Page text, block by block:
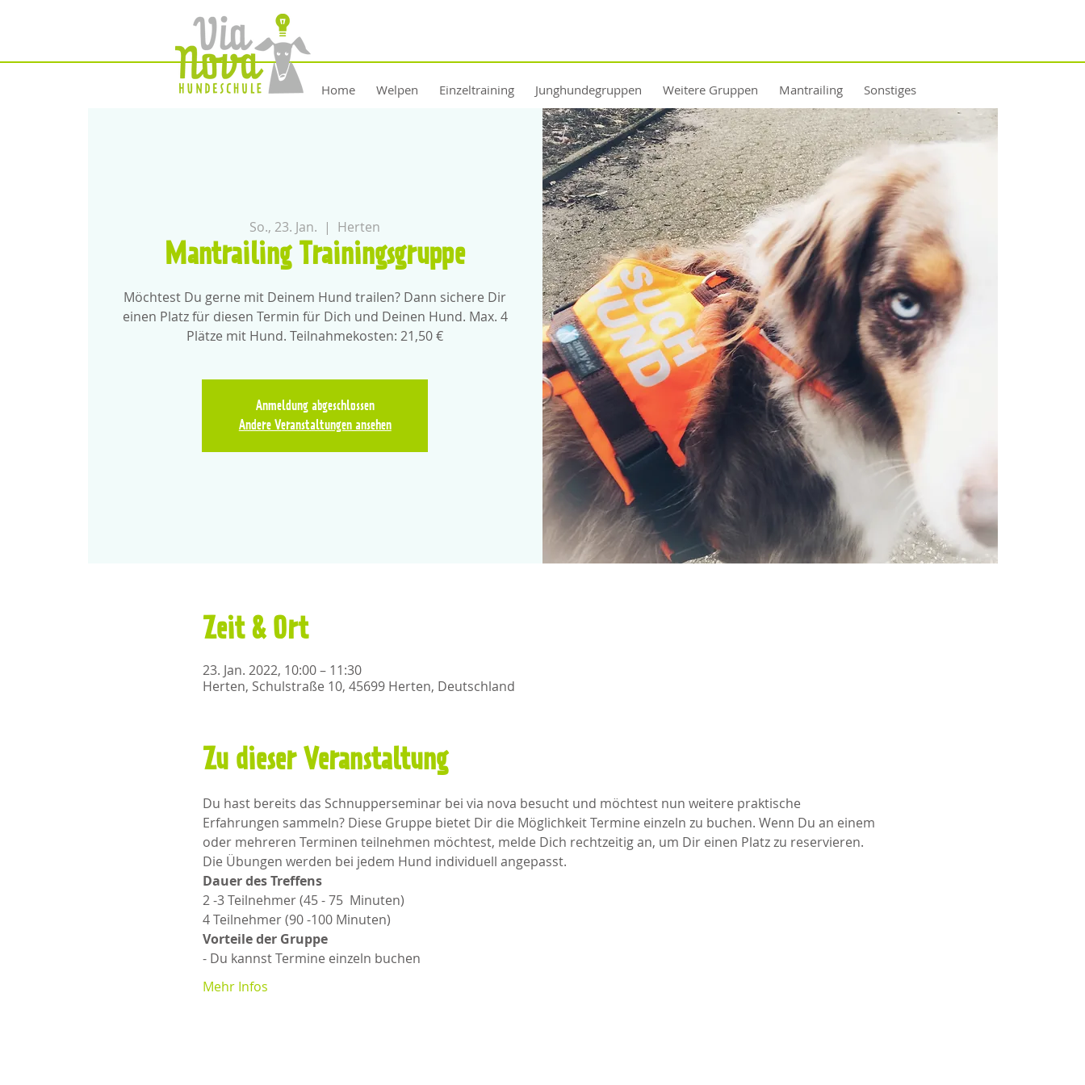
Home Welpen Einzeltraining Junghundegruppen Weitere Gruppen Mantrailing Sonstiges
So., 23. Jan.
  |
Herten
Mantrailing Trainingsgruppe
Möchtest Du gerne mit Deinem Hund trailen? Dann sichere Dir
einen Platz für diesen Termin für Dich und Deinen Hund. Max. 4
Plätze mit Hund. Teilnahmekosten: 21,50 €
Anmeldung abgeschlossen
Andere Veranstaltungen ansehen
Zeit & Ort
23. Jan. 2022, 10:00 – 11:30
Herten, Schulstraße 10, 45699 Herten, Deutschland
Zu dieser Veranstaltung
Du hast bereits das Schnupperseminar bei via nova besucht und möchtest nun weitere praktische
Erfahrungen sammeln? Diese Gruppe bietet Dir die Möglichkeit Termine einzeln zu buchen. Wenn Du an einem
oder mehreren Terminen teilnehmen möchtest, melde Dich rechtzeitig an, um Dir einen Platz zu reservieren.
Die Übungen werden bei jedem Hund individuell angepasst.
Dauer des Treffens
2 -3 Teilnehmer (45 - 75  Minuten)
4 Teilnehmer (90 -100 Minuten)​
Vorteile der Gruppe
- Du kannst Termine einzeln buchen
Mehr Infos